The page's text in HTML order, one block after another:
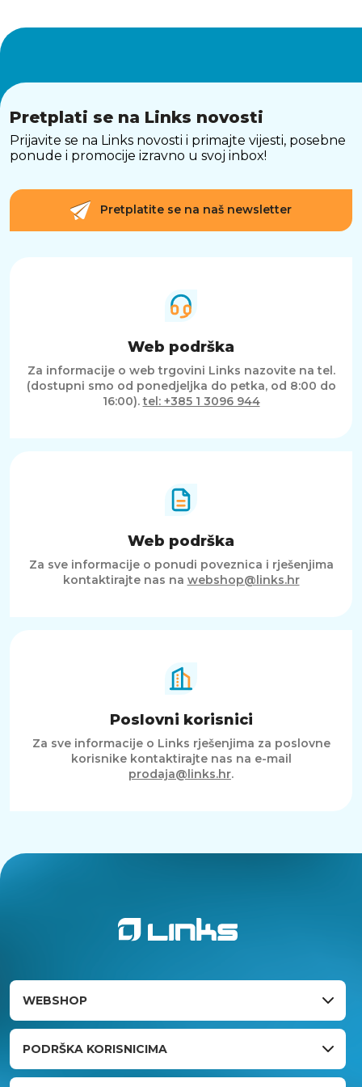
Pretplati se na Links novosti
Prijavite se na Links novosti i primajte vijesti, posebne
ponude i promocije izravno u svoj inbox!
Pretplatite se na naš newsletter
Web podrška
Za informacije o web trgovini Links nazovite na tel.
(dostupni smo od ponedjeljka do petka, od 8:00 do
16:00).tel: +385 1 3096 944
Web podrška
Za sve informacije o ponudi poveznica i rješenjima
kontaktirajte nas na webshop@links.hr
Poslovni korisnici
Za sve informacije o Links rješenjima za poslovne
korisnike kontaktirajte nas na e-mail
prodaja@links.hr.
WEBSHOP
PODRŠKA KORISNICIMA